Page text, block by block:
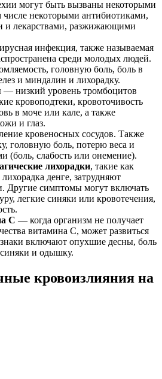
могут быть вызваны некоторыми
числе некоторыми антибиотиками,
и лекарствами, разжижающими
инфекция, также называемая
среди молодых людей.
головную боль, боль в
и миндалин и лихорадку.
— низкий уровень тромбоцитов
кровоподтеки, кровоточивость
в моче или кале, а также
и глаз.
кровеносных сосудов. Также
головную боль, потерю веса и
(боль, слабость или онемение).
лихорадки, такие как
денге, затрудняют
Другие симптомы могут включать
легкие синяки или кровотечения,
С — когда организм не получает
витамина С, может развиться
включают опухшие десны, боль
синяки и одышку.
кровоизлияния на